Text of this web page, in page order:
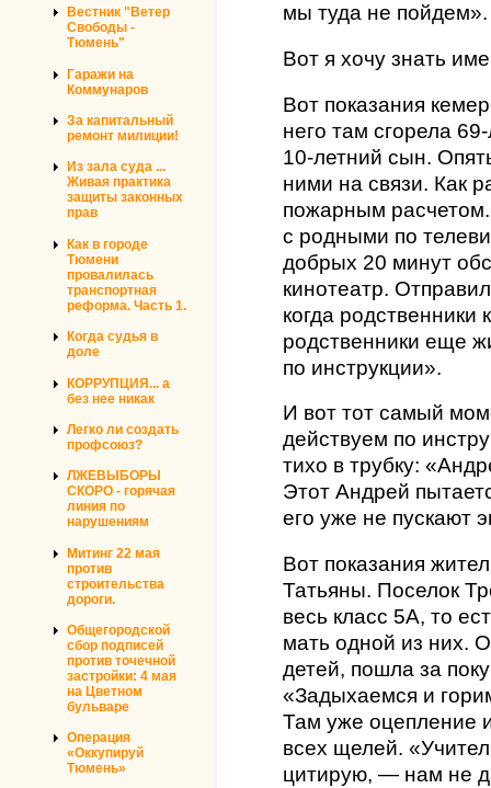
Вестник "Ветер
Свободы -
Тюмень"
Гаражи на
Коммунаров
За капитальный
ремонт милиции!
Из зала суда ...
Живая практика
защиты законных
прав
Как в городе
Тюмени
провалилась
транспортная
реформа. Часть 1.
Когда судья в
доле
КОРРУПЦИЯ... а
без нее никак
Легко ли создать
профсоюз?
ЛЖЕВЫБОРЫ
СКОРО - горячая
линия по
нарушениям
Митинг 22 мая
против
строительства
дороги.
Общегородской
сбор подписей
против точечной
застройки: 4 мая
на Цветном
бульваре
Операция
«Оккупируй
Тюмень»
мы туда не пойдем».
Вот я хочу знать
Вот показания
него там сгорела
10-летний сын.
ними на связи. Как
пожарным
с родными по
добрых 20 минут
кинотеатр.
когда
родственники еще
по инструкции».
И вот тот самый
действуем по
тихо в трубку:
Этот Андрей
его уже не пускают
Вот показания
Татьяны. Поселок
весь класс 5А, то
мать одной из них.
детей, пошла за
«Задыхаемся и
Там уже оцепление
всех щелей.
цитирую, — нам не